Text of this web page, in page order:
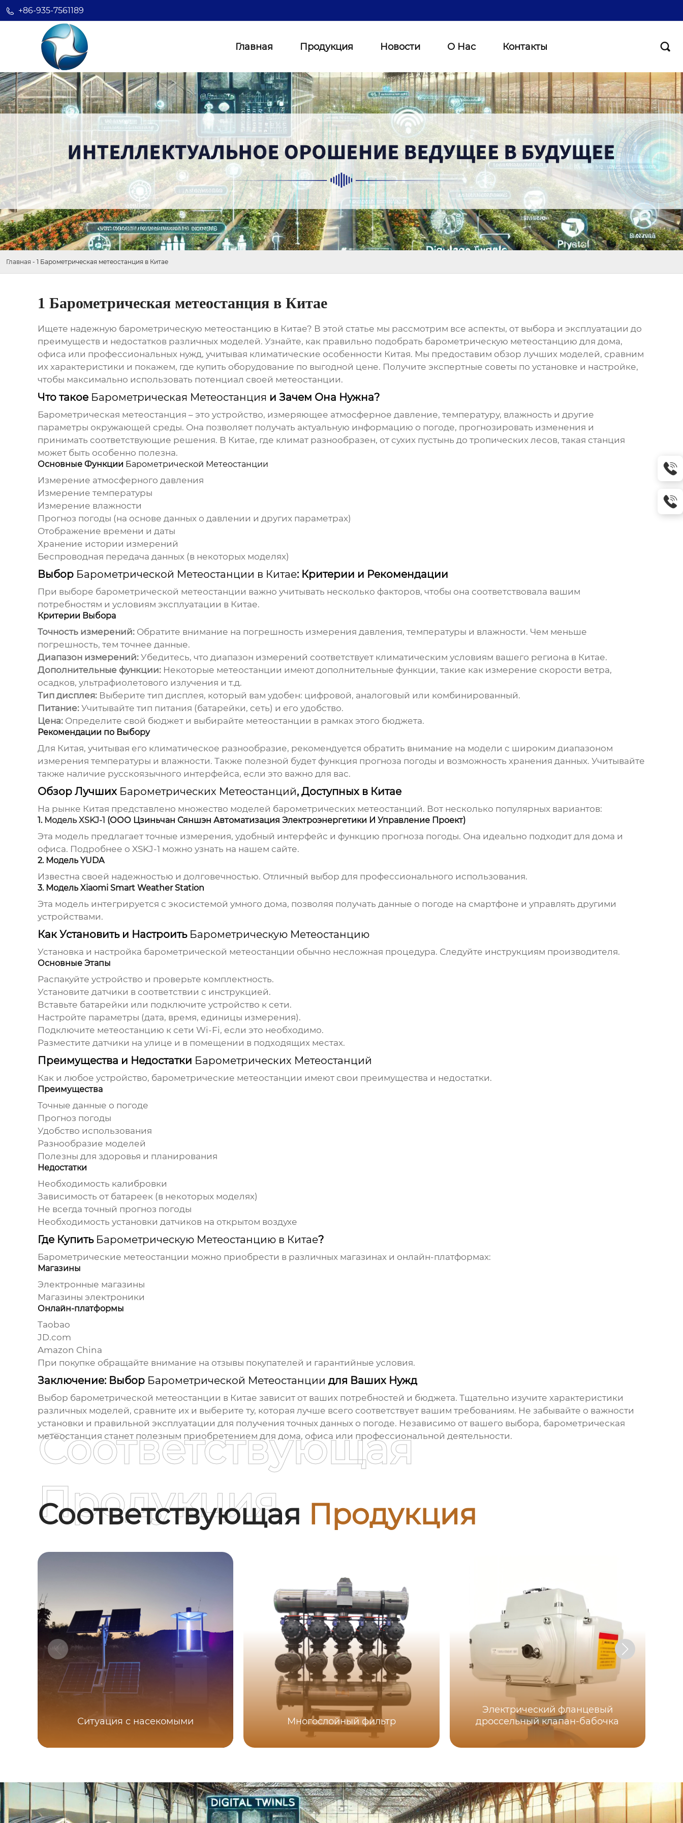
+86-935-7561189
Главная Продукция Новости О Нас Контакты 
Главная - 1 Барометрическая метеостанция в Китае
1 Барометрическая метеостанция в Китае
Ищете надежную барометрическую метеостанцию в Китае? В этой статье мы рассмотрим все аспекты, от выбора и эксплуатации до
преимуществ и недостатков различных моделей. Узнайте, как правильно подобрать барометрическую метеостанцию для дома,
офиса или профессиональных нужд, учитывая климатические особенности Китая. Мы предоставим обзор лучших моделей, сравним
их характеристики и покажем, где купить оборудование по выгодной цене. Получите экспертные советы по установке и настройке,
чтобы максимально использовать потенциал своей метеостанции.
Что такое Барометрическая Метеостанция и Зачем Она Нужна?
Барометрическая метеостанция – это устройство, измеряющее атмосферное давление, температуру, влажность и другие
параметры окружающей среды. Она позволяет получать актуальную информацию о погоде, прогнозировать изменения и
принимать соответствующие решения. В Китае, где климат разнообразен, от сухих пустынь до тропических лесов, такая станция
может быть особенно полезна.
Основные Функции Барометрической Метеостанции
Измерение атмосферного давления
Измерение температуры
Измерение влажности
Прогноз погоды (на основе данных о давлении и других параметрах)
Отображение времени и даты
Хранение истории измерений
Беспроводная передача данных (в некоторых моделях)
Выбор Барометрической Метеостанции в Китае: Критерии и Рекомендации
При выборе барометрической метеостанции важно учитывать несколько факторов, чтобы она соответствовала вашим
потребностям и условиям эксплуатации в Китае.
Критерии Выбора
Точность измерений:Обратите внимание на погрешность измерения давления, температуры и влажности. Чем меньше
погрешность, тем точнее данные.
Диапазон измерений:Убедитесь, что диапазон измерений соответствует климатическим условиям вашего региона в Китае.
Дополнительные функции:Некоторые метеостанции имеют дополнительные функции, такие как измерение скорости ветра,
осадков, ультрафиолетового излучения и т.д.
Тип дисплея:Выберите тип дисплея, который вам удобен: цифровой, аналоговый или комбинированный.
Питание:Учитывайте тип питания (батарейки, сеть) и его удобство.
Цена:Определите свой бюджет и выбирайте метеостанции в рамках этого бюджета.
Рекомендации по Выбору
Для Китая, учитывая его климатическое разнообразие, рекомендуется обратить внимание на модели с широким диапазоном
измерения температуры и влажности. Также полезной будет функция прогноза погоды и возможность хранения данных. Учитывайте
также наличие русскоязычного интерфейса, если это важно для вас.
Обзор Лучших Барометрических Метеостанций, Доступных в Китае
На рынке Китая представлено множество моделей барометрических метеостанций. Вот несколько популярных вариантов:
1. Модель XSKJ-1 (ООО Цзиньчан Сяншэн Автоматизация Электроэнергетики И Управление Проект)
Эта модель предлагает точные измерения, удобный интерфейс и функцию прогноза погоды. Она идеально подходит для дома и
офиса. Подробнее о XSKJ-1 можно узнать на нашем сайте.
2. Модель YUDA
Известна своей надежностью и долговечностью. Отличный выбор для профессионального использования.
3. Модель Xiaomi Smart Weather Station
Эта модель интегрируется с экосистемой умного дома, позволяя получать данные о погоде на смартфоне и управлять другими
устройствами.
Как Установить и Настроить Барометрическую Метеостанцию
Установка и настройка барометрической метеостанции обычно несложная процедура. Следуйте инструкциям производителя.
Основные Этапы
Распакуйте устройство и проверьте комплектность.
Установите датчики в соответствии с инструкцией.
Вставьте батарейки или подключите устройство к сети.
Настройте параметры (дата, время, единицы измерения).
Подключите метеостанцию к сети Wi-Fi, если это необходимо.
Разместите датчики на улице и в помещении в подходящих местах.
Преимущества и Недостатки Барометрических Метеостанций
Как и любое устройство, барометрические метеостанции имеют свои преимущества и недостатки.
Преимущества
Точные данные о погоде
Прогноз погоды
Удобство использования
Разнообразие моделей
Полезны для здоровья и планирования
Недостатки
Необходимость калибровки
Зависимость от батареек (в некоторых моделях)
Не всегда точный прогноз погоды
Необходимость установки датчиков на открытом воздухе
Где Купить Барометрическую Метеостанцию в Китае?
Барометрические метеостанции можно приобрести в различных магазинах и онлайн-платформах:
Магазины
Электронные магазины
Магазины электроники
Онлайн-платформы
Taobao
JD.com
Amazon China
При покупке обращайте внимание на отзывы покупателей и гарантийные условия.
Заключение: Выбор Барометрической Метеостанции для Ваших Нужд
Выбор барометрической метеостанции в Китае зависит от ваших потребностей и бюджета. Тщательно изучите характеристики
различных моделей, сравните их и выберите ту, которая лучше всего соответствует вашим требованиям. Не забывайте о важности
установки и правильной эксплуатации для получения точных данных о погоде. Независимо от вашего выбора, барометрическая
метеостанция станет полезным приобретением для дома, офиса или профессиональной деятельности.
Соответствующая Продукция
Соответствующая
Продукция
Ситуация с насекомыми Многослойный фильтр
Электрический фланцевый
дроссельный клапан-бабочка